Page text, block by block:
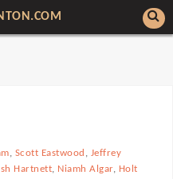
, Scott Eastwood , Jeffrey
Hartnett, Niamh Algar, Holt